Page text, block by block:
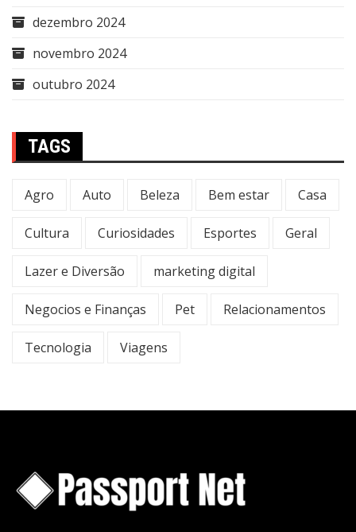
dezembro 2024
novembro 2024
outubro 2024
TAGS
Agro Auto Beleza Bem estar Casa
Cultura Curiosidades Esportes Geral
Lazer e Diversão marketing digital
Negocios e Finanças Pet Relacionamentos
Tecnologia Viagens